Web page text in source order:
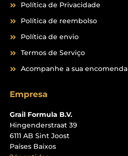
Política de Privacidade
Política de reembolso
Política de envio
Termos de Serviço
Acompanhe a sua encomenda
Empresa
Grail Formula B.V.
Hingenderstraat 39
6111 AB Sint Joost
Países Baixos